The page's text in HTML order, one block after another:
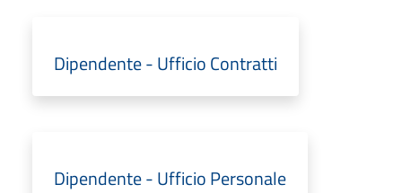
Dipendente - Ufficio Contratti
Dipendente - Ufficio Personale